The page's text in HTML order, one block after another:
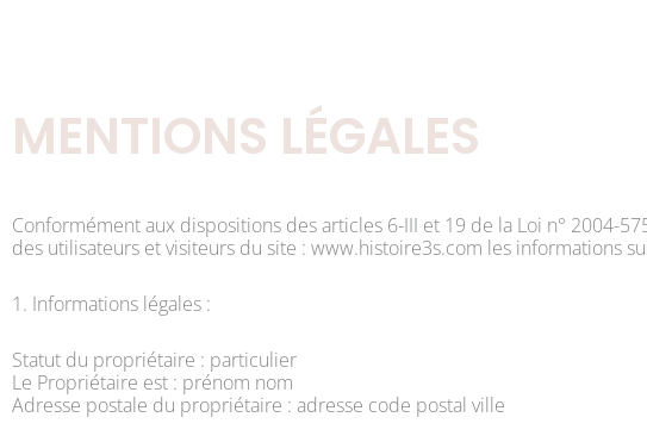
MENTIONS LÉGALES
Conformément aux dispositions des articles 6-III et 19 de la Loi n° 2004-
des utilisateurs et visiteurs du site : www.histoire3s.com les informations
1. Informations légales :
Statut du propriétaire : particulier
Le Propriétaire est : prénom nom
Adresse postale du propriétaire : adresse code postal ville